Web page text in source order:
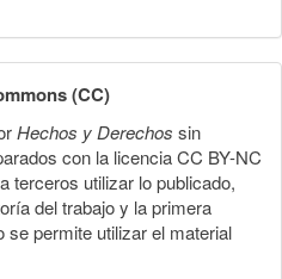
(CC)
Hechos y Derechos sin
con la licencia CC BY-NC
terceros utilizar lo publicado,
del trabajo y la primera
permite utilizar el material